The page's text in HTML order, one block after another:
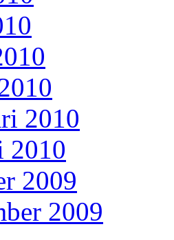
2010
2010
2009
2009